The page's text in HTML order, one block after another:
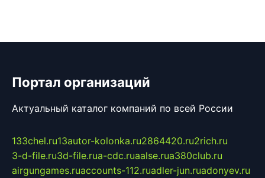
Портал организаций
Актуальный каталог компаний по всей России
133chel.ru13autor-kolonka.ru2864420.ru2rich.ru
3-d-file.ru3d-file.rua-cdc.ruaalse.rua380club.ru
airgungames.ruaccounts-112.ruadler-jun.ruadonyev.ru